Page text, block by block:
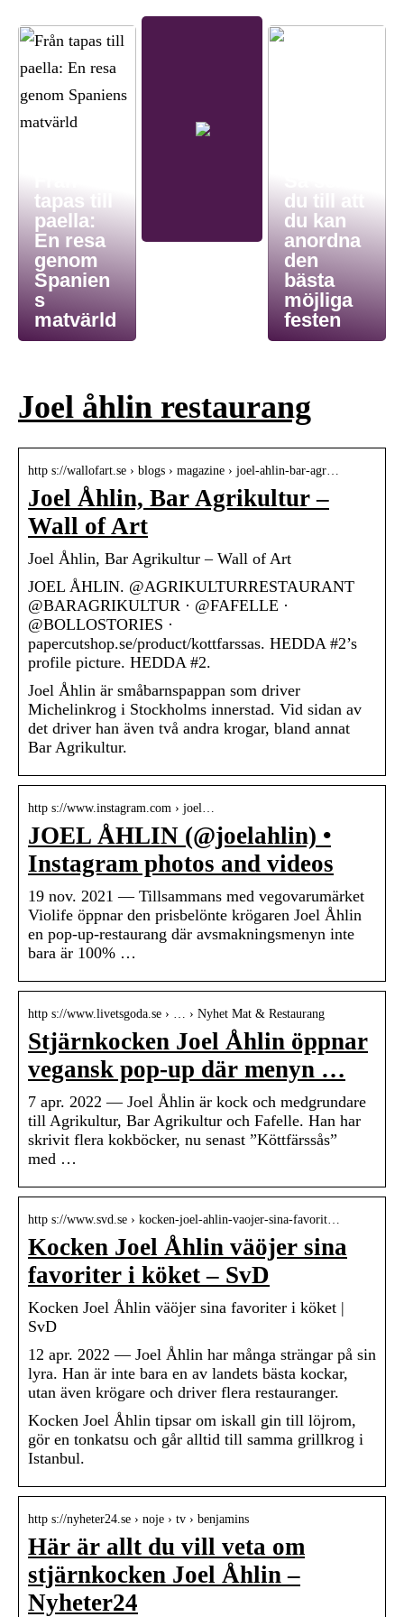
tapas till
paella:
En resa
genom
Spanien
s
matvärld
du till att
du kan
anordna
den
bästa
möjliga
festen
Joel åhlin restaurang
http s://wallofart.se › blogs › magazine › joel-ahlin-bar-agr…
Joel Åhlin, Bar Agrikultur –
Wall of Art
Joel Åhlin, Bar Agrikultur – Wall of Art
JOEL ÅHLIN. @AGRIKULTURRESTAURANT
@BARAGRIKULTUR · @FAFELLE ·
@BOLLOSTORIES ·
papercutshop.se/product/kottfarssas. HEDDA #2’s
profile picture. HEDDA #2.
Joel Åhlin är småbarnspappan som driver
Michelinkrog i Stockholms innerstad. Vid sidan av
det driver han även två andra krogar, bland annat
Bar Agrikultur.
http s://www.instagram.com › joel…
JOEL ÅHLIN (@joelahlin) •
Instagram photos and videos
19 nov. 2021 — Tillsammans med vegovarumärket
Violife öppnar den prisbelönte krögaren Joel Åhlin
en pop-up-restaurang där avsmakningsmenyn inte
bara är 100% …
http s://www.livetsgoda.se › … › Nyhet Mat & Restaurang
Stjärnkocken Joel Åhlin öppnar
vegansk pop-up där menyn …
7 apr. 2022 — Joel Åhlin är kock och medgrundare
till Agrikultur, Bar Agrikultur och Fafelle. Han har
skrivit flera kokböcker, nu senast ”Köttfärssås”
med …
http s://www.svd.se › kocken-joel-ahlin-vaojer-sina-favorit…
Kocken Joel Åhlin väöjer sina
favoriter i köket – SvD
Kocken Joel Åhlin väöjer sina favoriter i köket |
SvD
12 apr. 2022 — Joel Åhlin har många strängar på sin
lyra. Han är inte bara en av landets bästa kockar,
utan även krögare och driver flera restauranger.
Kocken Joel Åhlin tipsar om iskall gin till löjrom,
gör en tonkatsu och går alltid till samma grillkrog i
Istanbul.
http s://nyheter24.se › noje › tv › benjamins
Här är allt du vill veta om
stjärnkocken Joel Åhlin –
Nyheter24